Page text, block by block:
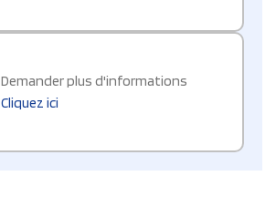
Demander plus d'informations
Cliquez ici